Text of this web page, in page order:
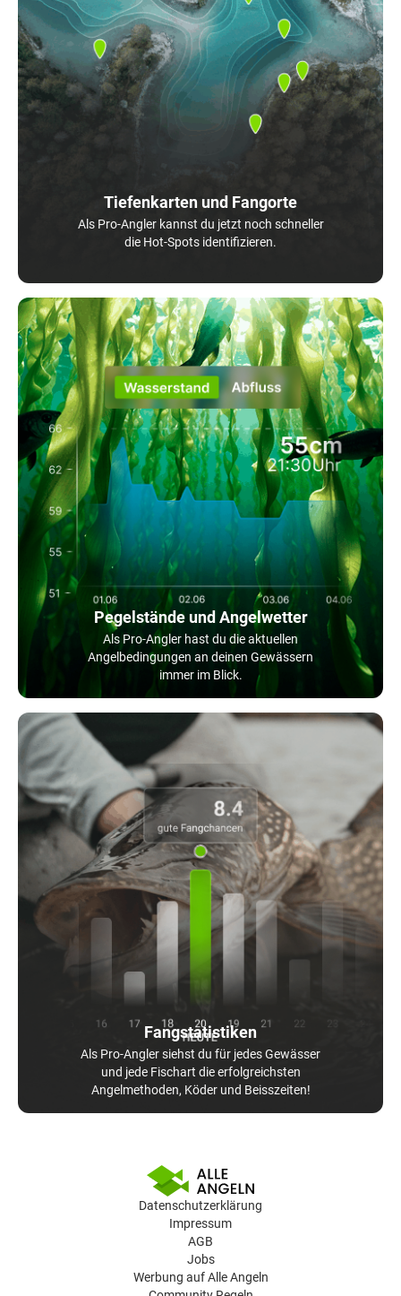
Tiefenkarten und Fangorte
Als Pro-Angler kannst du jetzt noch schneller
die Hot-Spots identifizieren.
Pegelstände und Angelwetter
Als Pro-Angler hast du die aktuellen
Angelbedingungen an deinen Gewässern
immer im Blick.
Fangstatistiken
Als Pro-Angler siehst du für jedes Gewässer
und jede Fischart die erfolgreichsten
Angelmethoden, Köder und Beisszeiten!
Datenschutzerklärung
Impressum
AGB
Jobs
Werbung auf Alle Angeln